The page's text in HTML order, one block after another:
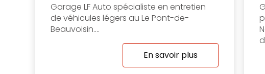
Garage LF Auto spécialiste en entretien
de véhicules légers au Le Pont-de-
Beauvoisin....
En savoir plus